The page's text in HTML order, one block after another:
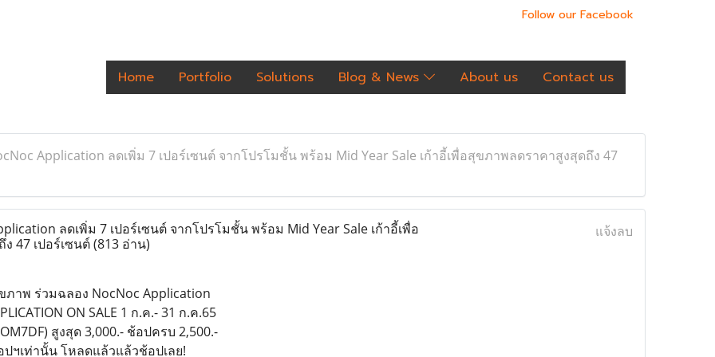
Follow our Facebook
Home Portfolio Solutions Blog & News About us Contact us
Application ลดเพิ่ม 7 เปอร์เซนต์ จากโปรโมชั้น พร้อม Mid Year Sale เก้าอี้เพื่อสุขภาพลดราคาสูงสุดถึง 47
ลดเพิ่ม 7 เปอร์เซนต์ จากโปรโมชั้น พร้อม Mid Year Sale เก้าอี้เพื่อ
47 เปอร์เซนต์(813 อ่าน)
แจ้งลบ
ภาพ ร่วมฉลอง NocNoc Application
ON SALE 1 ก.ค.- 31 ก.ค.65
สูงสุด 3,000.- ช้อปครบ 2,500.-
ฯเท่านั้น โหลดแล้วแล้วช้อปเลย!